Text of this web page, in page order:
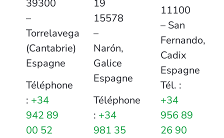
39300
–
Torrelavega
(Cantabrie)
Espagne
Téléphone
: +34
942 89
00 52
19
15578
–
Narón,
Galice
Espagne
Téléphone
: +34
981 35
11100
– San
Fernando,
Cadix
Espagne
Tél. :
+34
956 89
26 90